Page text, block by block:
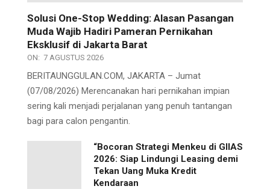
Solusi One-Stop Wedding: Alasan Pasangan
Muda Wajib Hadiri Pameran Pernikahan
Eksklusif di Jakarta Barat
ON: 7 AGUSTUS 2026
BERITAUNGGULAN.COM, JAKARTA – Jumat
(07/08/2026) Merencanakan hari pernikahan impian
sering kali menjadi perjalanan yang penuh tantangan
bagi para calon pengantin.
“Bocoran Strategi Menkeu di GIIAS
2026: Siap Lindungi Leasing demi
Tekan Uang Muka Kredit
Kendaraan